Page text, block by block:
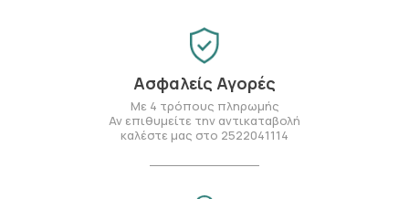
Ασφαλείς Αγορές
Με 4 τρόπους πληρωμής
Αν επιθυμείτε την αντικαταβολή
καλέστε μας στο 2522041114